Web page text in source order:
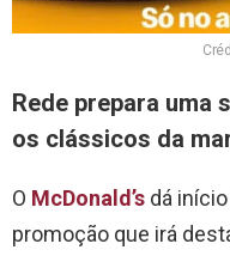
Rede prepara uma
os clássicos da
O McDonald’s dá
promoção que irá